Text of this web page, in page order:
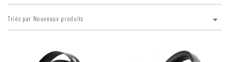
Triés par Nouveaux produits 